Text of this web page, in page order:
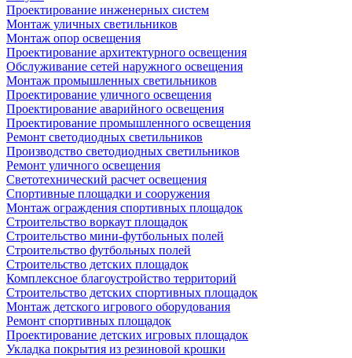
Проектирование инженерных систем
Монтаж уличных светильников
Монтаж опор освещения
Проектирование архитектурного освещения
Обслуживание сетей наружного освещения
Монтаж промышленных светильников
Проектирование уличного освещения
Проектирование аварийного освещения
Проектирование промышленного освещения
Ремонт светодиодных светильников
Производство светодиодных светильников
Ремонт уличного освещения
Светотехнический расчет освещения
Спортивные площадки и сооружения
Монтаж ограждения спортивных площадок
Строительство воркаут площадок
Строительство мини-футбольных полей
Строительство футбольных полей
Строительство детских площадок
Комплексное благоустройство территорий
Строительство детских спортивных площадок
Монтаж детского игрового оборудования
Ремонт спортивных площадок
Проектирование детских игровых площадок
Укладка покрытия из резиновой крошки